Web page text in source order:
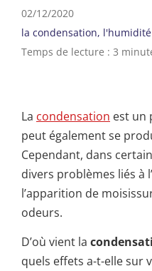
02/12/2020
la condensation
Temps de lecture : 3
La condensation est un
peut également se
Cependant, dans
divers problèmes liés à
l’apparition de
odeurs.
D’où vient la
quels effets a-t-elle sur